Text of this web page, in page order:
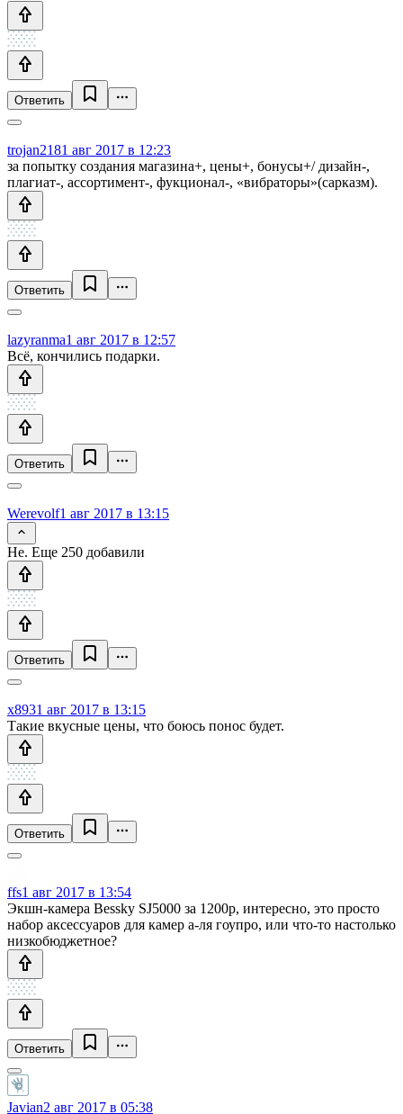
Ответить
trojan2181 авг 2017 в 12:23
за попытку создания магазина+, цены+, бонусы+/ дизайн-,
плагиат-, ассортимент-, фукционал-, «вибраторы»(сарказм).
Ответить
lazyranma1 авг 2017 в 12:57
Всё, кончились подарки.
Ответить
Werevolf1 авг 2017 в 13:15
Не. Еще 250 добавили
Ответить
x8931 авг 2017 в 13:15
Такие вкусные цены, что боюсь понос будет.
Ответить
ffs1 авг 2017 в 13:54
Экшн-камера Bessky SJ5000 за 1200р, интересно, это просто
набор аксессуаров для камер а-ля гоупро, или что-то настолько
низкобюджетное?
Ответить
Javian2 авг 2017 в 05:38